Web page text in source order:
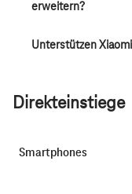
erweitern?
Unterstützen
Direkteinstiege
Smartphones